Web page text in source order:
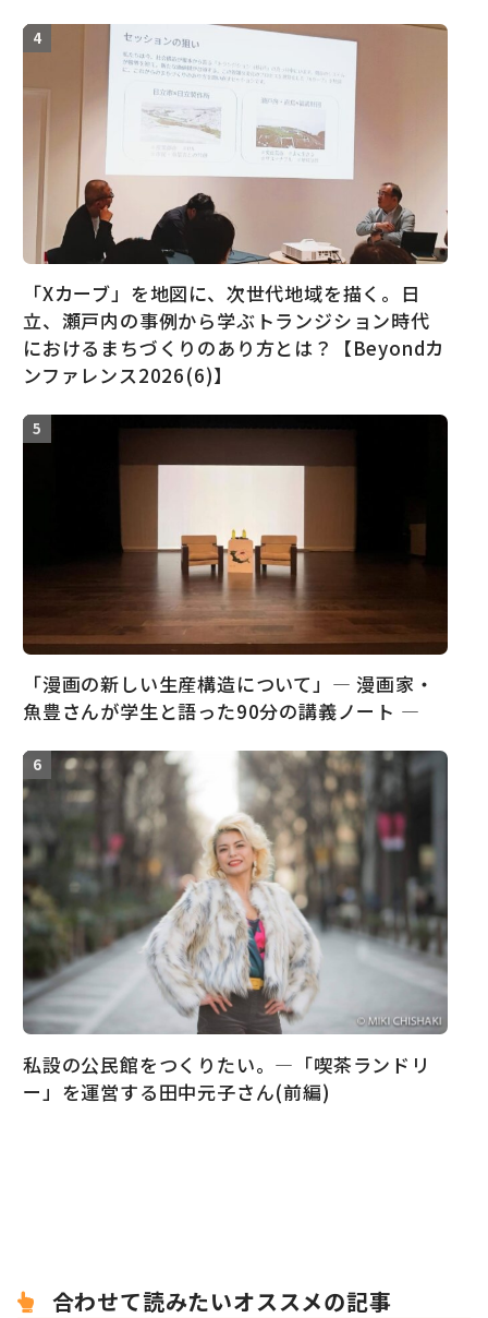
「Xカーブ」を地図に、次世代地域を描く。日
立、瀬戸内の事例から学ぶトランジション時代
におけるまちづくりのあり方とは？【Beyondカ
ンファレンス2026(6)】
「漫画の新しい生産構造について」― 漫画家・
魚豊さんが学生と語った90分の講義ノート ―
私設の公民館をつくりたい。―「喫茶ランドリ
ー」を運営する田中元子さん(前編)
合わせて読みたいオススメの記事